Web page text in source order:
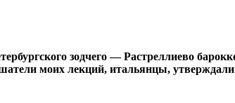
зодчего — Растреллиево
моих лекций, итальянцы,